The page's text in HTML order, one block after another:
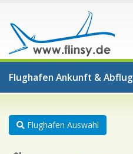
Flughafen Ankunft & Abflug
Flughafen Auswahl